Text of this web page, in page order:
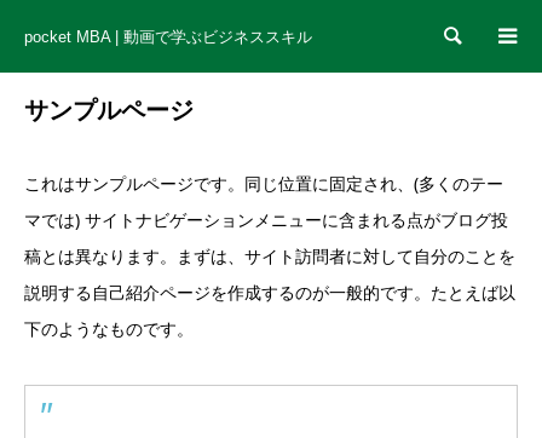
pocket MBA | 動画で学ぶビジネススキル 検索
サンプルページ
これはサンプルページです。同じ位置に固定され、(多くのテー
マでは) サイトナビゲーションメニューに含まれる点がブログ投
稿とは異なります。まずは、サイト訪問者に対して自分のことを
説明する自己紹介ページを作成するのが一般的です。たとえば以
下のようなものです。